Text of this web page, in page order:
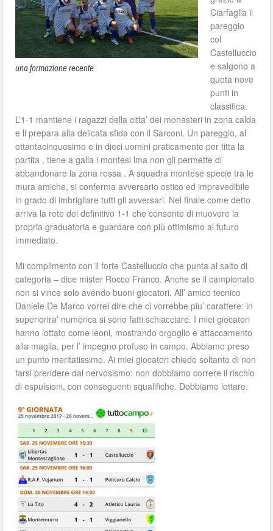
una formazione recente
Ciarfaglia il
pareggio
col
Castelluccio
e salgono a
quota nove
punti in
classifica.
L’1-1 mantiene i ragazzi della citta’ dei monasteri in zona calda
e li prepara alla delicata sfida con il Sarconi. Un pareggio, al
ottantacinquesimo e in dieci uomini praticamente per titta la
partita , tiene a galla i montesi lma non gli permette di
abbandonare la zona rossa . A squadra montese specie tra le
mura amiche, si conferma avversario ostico ed imprevedibile
in grado di imbrigliare tutti gli avversari. Nel finale come detto
arriva la rete del definitivo 1-1 che consente di muovere la
propria graduatoria e guardare con più ottimismo al futuro
immediato.
Mi complimento con il forte Castelluccio che punta al salto di
categoria – dice mister Rocco Franco. Anche se il campionato
non si vince solo avendo buoni giocatori. All’ amico tecnico
Daniele De Marco vorrei dire che ci vorrebbe piu’ carattere: in
superiorira’ numerica si sono fatti schiacciare. I miei giocatori
hanno lottato come leoni, mostrando orgoglio e attaccamento
alla maglia, per l’ impegno profuso in campo. Abbiamo preso
un punto meritatissimo. Ai miei giocatori chiedo soltanto di non
farsi prendere dal nervosismo: non dobbiamo correre il rischio
di espulsioni, con conseguenti squalifiche. Dobbiamo lottare.